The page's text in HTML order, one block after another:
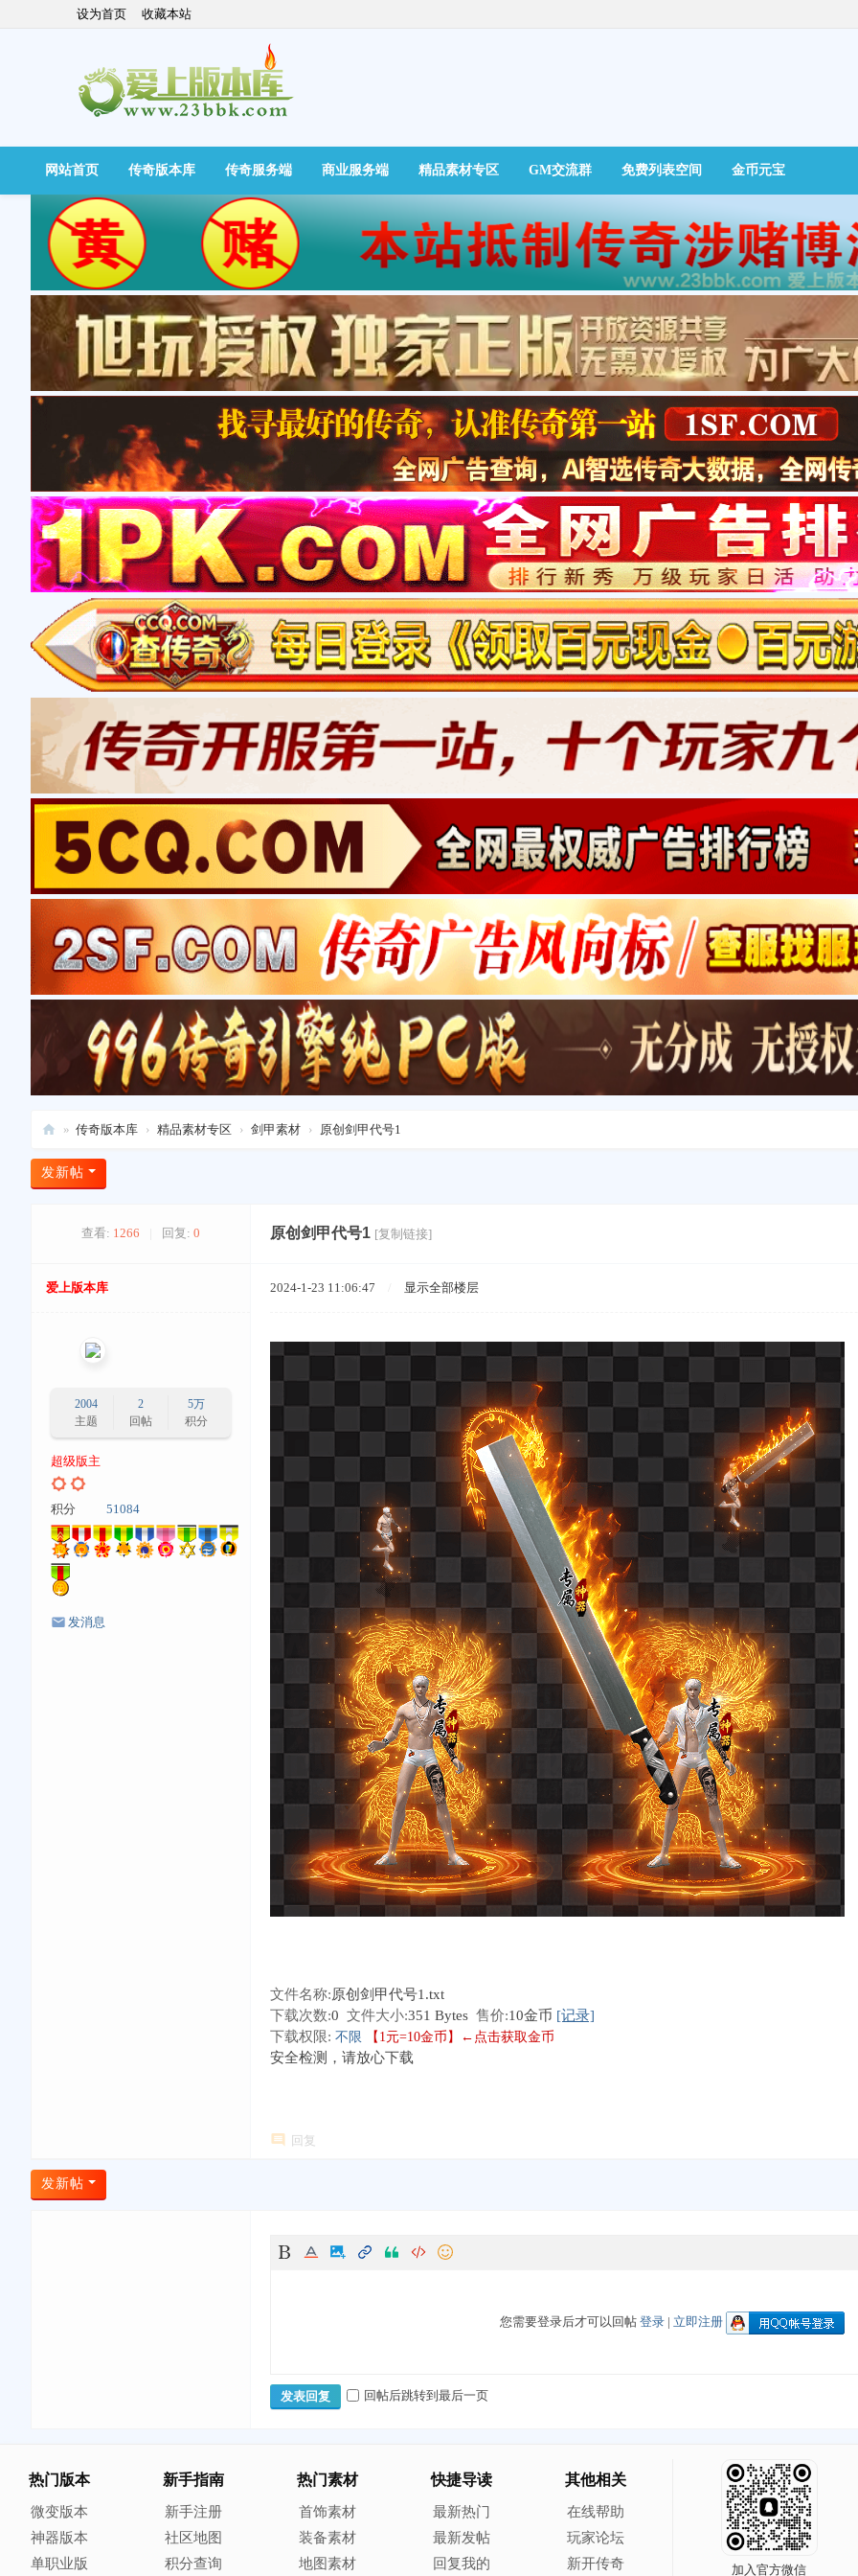
设为首页 收藏本站
快捷导航
网站首页 传奇版本库 传奇服务端 商业服务端 精品素材专区 GM交流群 免费列表空间 金币元宝
爱
上
» 传奇版本库 › 精品素材专区 › 剑甲素材 › 原创剑甲代号1
发新帖
查看: 1266 回复: 0 原创剑甲代号1 [复制链接]
爱上版本库
2004
主题
2
回帖
5万
积分
超级版主
积分 51084
发消息
2024-1-23 11:06:47 显示全部楼层
文件名称:原创剑甲代号1.txt
下载次数:0 文件大小:351 Bytes 售价:10金币 [记录]
下载权限: 不限 【1元=10金币】←点击获取金币
安全检测，请放心下载
回复
发新帖
您需要登录后才可以回帖 登录| 立即注册
发表回复 回帖后跳转到最后一页
热门版本
微变版本
神器版本
单职业版
新手指南
新手注册
社区地图
积分查询
热门素材
首饰素材
装备素材
地图素材
快捷导读
最新热门
最新发帖
回复我的
其他相关
在线帮助
玩家论坛
新开传奇
加入官方微信